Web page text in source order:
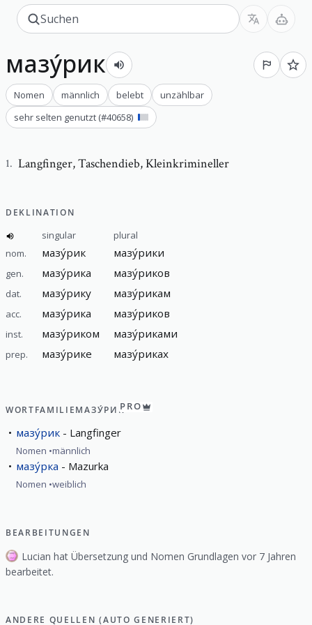
мазу́рик
Nomen männlich belebt
unzählbar
sehr selten genutzt (#40658)
1. Langfinger,Taschendieb, Kleinkrimineller
DEKLINATION
singular
plural
nom.
мазу́рик мазу́рики
gen. мазу́рика мазу́риков
dat. мазу́рику мазу́рикам
acc. мазу́рика мазу́риков
inst. мазу́риком мазу́риками
prep. мазу́рике мазу́риках
WORTFAMILIEМАЗУ́РИКPRO
мазу́рик Langfinger
Nomen männlich
мазу́рка Mazurka
Nomen weiblich
BEARBEITUNGEN
Lucian hat Übersetzung und Nomen Grundlagen vor 7 Jahren
bearbeitet.
ANDERE QUELLEN (AUTO GENERIERT)